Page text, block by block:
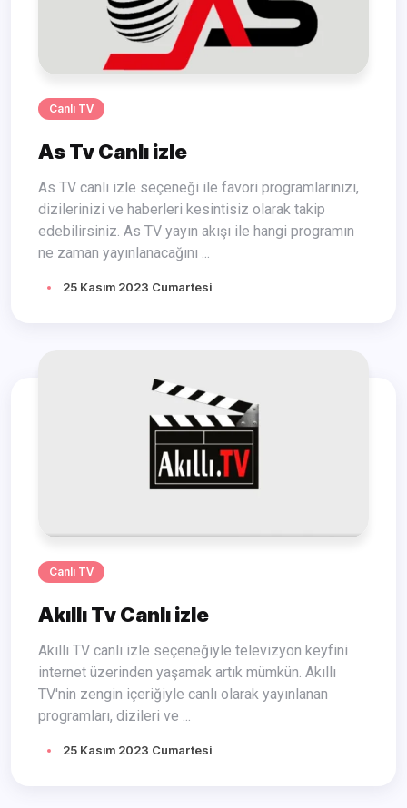
Canlı TV
As Tv Canlı izle
As TV canlı izle seçeneği ile favori programlarınızı,
dizilerinizi ve haberleri kesintisiz olarak takip
edebilirsiniz. As TV yayın akışı ile hangi programın
ne zaman yayınlanacağını ...
25 Kasım 2023 Cumartesi
Canlı TV
Akıllı Tv Canlı izle
Akıllı TV canlı izle seçeneğiyle televizyon keyfini
internet üzerinden yaşamak artık mümkün. Akıllı
TV'nin zengin içeriğiyle canlı olarak yayınlanan
programları, dizileri ve ...
25 Kasım 2023 Cumartesi